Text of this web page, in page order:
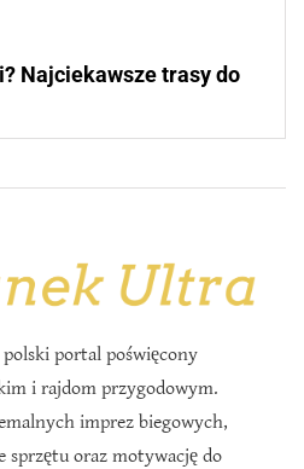
Najciekawsze trasy do
portal poświęcony
i rajdom przygodowym.
imprez biegowych,
sprzętu oraz motywację do